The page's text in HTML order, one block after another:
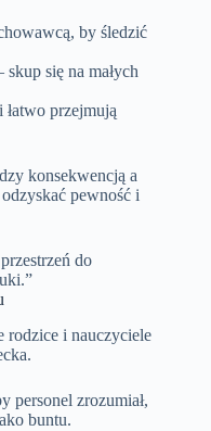
by śledzić
się na małych
łatwo przejmują
konsekwencją a
pewność i
do
rodzice i nauczyciele
personel zrozumiał,
buntu.